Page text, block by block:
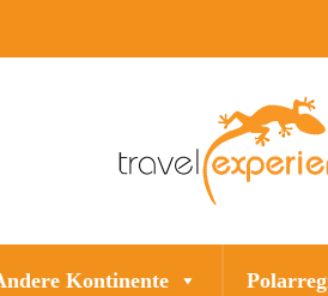
Kontinente